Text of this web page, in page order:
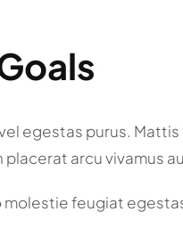
egestas purus.
placerat arcu vivamus
feugiat